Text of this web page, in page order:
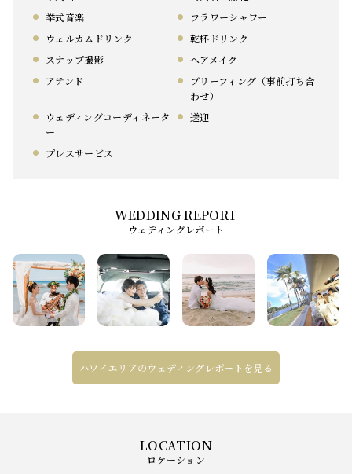
挙式音楽
フラワーシャワー
ウェルカムドリンク
乾杯ドリンク
スナップ撮影
ヘアメイク
アテンド
ブリーフィング（事前打ち合
わせ）
ウェディングコーディネータ
ー
送迎
プレスサービス
ウェディングレポート
ハワイエリアのウェディングレポートを見る
ロケーション